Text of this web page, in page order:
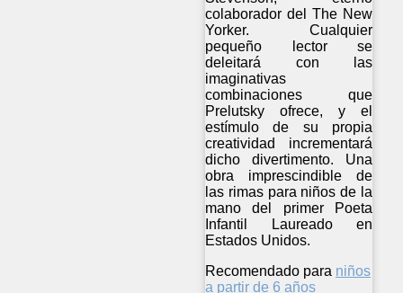
colaborador del The New
Yorker. Cualquier
pequeño lector se
deleitará con las
imaginativas
combinaciones que
Prelutsky ofrece, y el
estímulo de su propia
creatividad incrementará
dicho divertimento. Una
obra imprescindible de
las rimas para niños de la
mano del primer Poeta
Infantil Laureado en
Estados Unidos.
Recomendado para niños
a partir de 6 años